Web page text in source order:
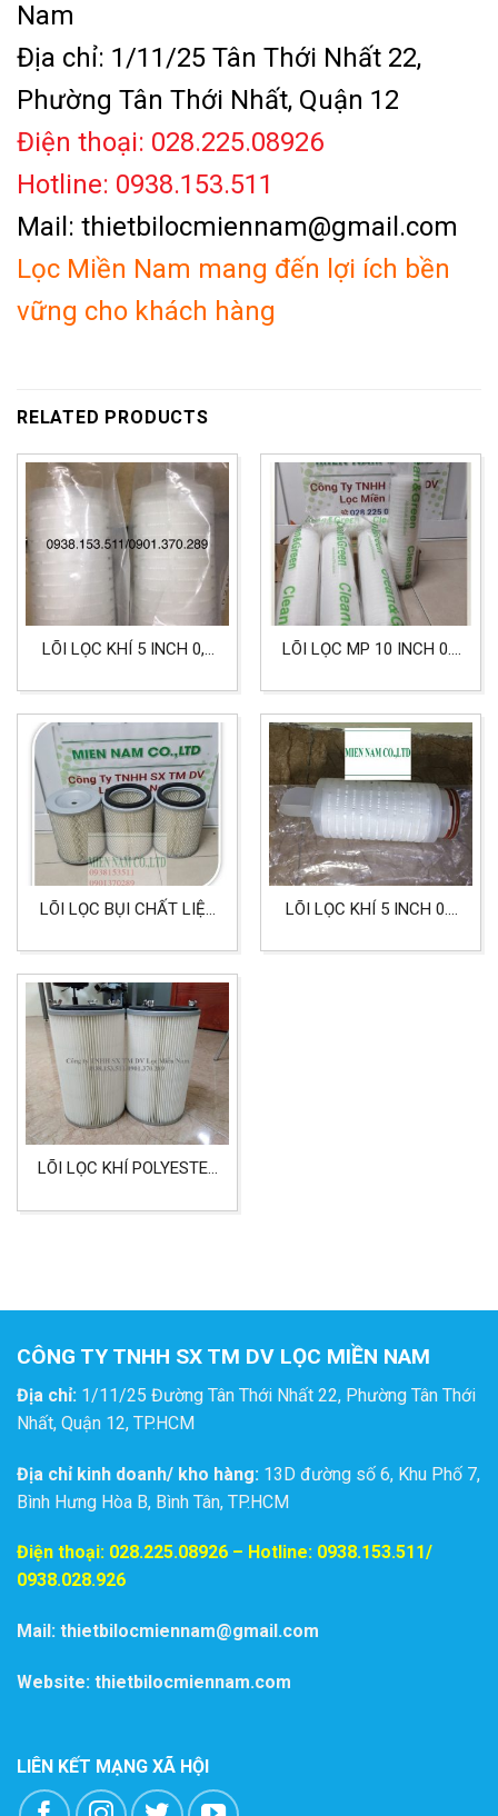
Nam
Địa chỉ: 1/11/25 Tân Thới Nhất 22,
Phường Tân Thới Nhất, Quận 12
Điện thoại: 028.225.08926
Hotline: 0938.153.511
Mail: thietbilocmiennam@gmail.com
Lọc Miền Nam mang đến lợi ích bền
vững cho khách hàng
RELATED PRODUCTS
LÕI LỌC KHÍ 5 INCH 0,2
ĐƯỜNG ỐNG
LÕI LỌC MP 10 INCH 0.1
NHỌN LỌC KHÍ, LỌC VI
SINH
LÕI LỌC BỤI CHẤT LIỆU
160X106X190MM
LÕI LỌC KHÍ 5 INCH 0.2
LÕI LỌC KHÍ POLYESTER
MÁY HỆ THỐNG
CÔNG TY TNHH SX TM DV LỌC MIỀN NAM
Địa chỉ: 1/11/25 Đường Tân Thới Nhất 22, Phường Tân Thới
Nhất, Quận 12, TP.HCM
Địa chỉ kinh doanh/ kho hàng: 13D đường số 6, Khu Phố 7,
Bình Hưng Hòa B, Bình Tân, TP.HCM
Điện thoại: 028.225.08926 – Hotline: 0938.153.511/
0938.028.926
Mail: thietbilocmiennam@gmail.com
Website: thietbilocmiennam.com
LIÊN KẾT MẠNG XÃ HỘI